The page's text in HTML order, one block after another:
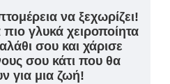
να ξεχωρίζει!
γλυκά χειροποίητα
σου και χάρισε
σου κάτι που θα
για μια ζωή!